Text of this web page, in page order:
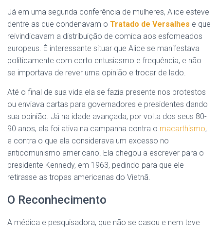
Já em uma segunda conferência de mulheres, Alice esteve
dentre as que condenavam o Tratado de Versalhes e que
reivindicavam a distribuição de comida aos esfomeados
europeus. É interessante situar que Alice se manifestava
politicamente com certo entusiasmo e frequência, e não
se importava de rever uma opinião e trocar de lado.
Até o final de sua vida ela se fazia presente nos protestos
ou enviava cartas para governadores e presidentes dando
sua opinião. Já na idade avançada, por volta dos seus 80-
90 anos, ela foi ativa na campanha contra o macarthismo,
e contra o que ela considerava um excesso no
anticomunismo americano. Ela chegou a escrever para o
presidente Kennedy, em 1963, pedindo para que ele
retirasse as tropas americanas do Vietnã.
O Reconhecimento
A médica e pesquisadora, que não se casou e nem teve